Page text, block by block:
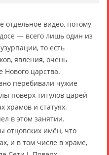
отдельное видео, потому
— всего лишь один из
то есть
явления, очень
Нового царства.
перебивали чужие
поверх титулов царей-
храмов и статуях.
в этом занятии.
отцовских имён, что
и в том числе в храме,